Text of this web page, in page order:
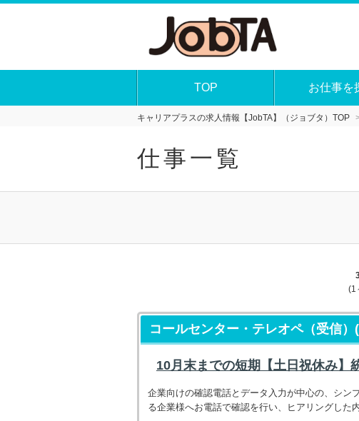
TOP お仕事を
キャリアプラスの求人情報【JobTA】（ジョブタ）TOP
仕事一覧
(1
コールセンター・テレオペ（受信
10月末までの短期【土日祝休み】
企業向けの確認電話とデータ入力が中心の、シン
る企業様へお電話で確認を行い、ヒアリングした